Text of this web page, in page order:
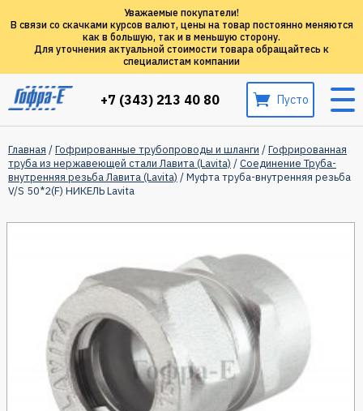
Уважаемые покупатели!
В связи со скачками курсов валют, цены на товар постоянно меняются
как в большую, так и в меньшую сторону.
Для уточнения актуальной стоимости товара обращайтесь к
специалистам компании
+7 (343) 213 40 80 Пусто
Главная /Гофрированные трубопроводы и шланги /Гофрированная
труба из нержавеющей стали Лавита (Lavita) /Соединение Труба-
внутренняя резьба Лавита (Lavita) / Муфта труба-внутренняя резьба
V/S 50*2(F) НИКЕЛЬ Lavita